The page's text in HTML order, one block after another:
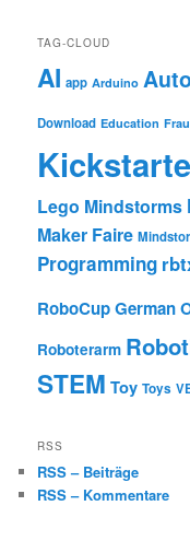
TAG-CLOUD
AI app Arduino
Download Education
Lego Mindstorms
Maker Faire
Programming
RoboCup German
Roboterarm
STEM Toy Toys
RSS
RSS – Beiträge
RSS – Kommentare